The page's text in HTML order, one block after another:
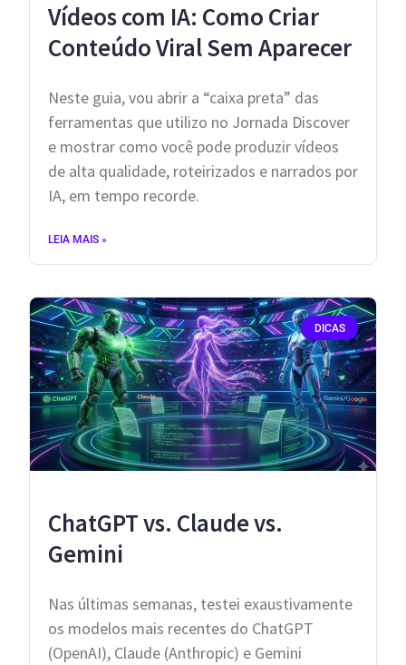
Vídeos com IA: Como Criar
Conteúdo Viral Sem Aparecer
​Neste guia, vou abrir a “caixa preta” das
ferramentas que utilizo no Jornada Discover
e mostrar como você pode produzir vídeos
de alta qualidade, roteirizados e narrados por
IA, em tempo recorde.
LEIA MAIS »
DICAS
ChatGPT vs. Claude vs.
Gemini
​Nas últimas semanas, testei exaustivamente
os modelos mais recentes do ChatGPT
(OpenAI), Claude (Anthropic) e Gemini